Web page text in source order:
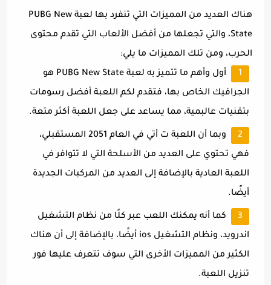
هناك العديد من المميزات التي تنفرد بها لعبة PUBG New
State، والتي تجعلها من أفضل الألعاب التي تقدم محتوى
الحرب، ومن تلك المميزات ما يلي:
أول وأهم ما تتميز به لعبة PUBG New State هو
الجرافيك الخاص بها، فتقدم لكم اللعبة أفضل رسومات
بتقنيات عالبمية، مما يساعد على جعل اللعبة أكثر متعة.
وبما أن اللعبة ت أتي في العام 2051 المستقبلي،
فهي تحتوي على العديد من الأسلحة التي لا تتوافر في
اللعبة العادية بالإضافة إلى العديد من المركبات الجديدة
أيضًا.
كما أنه يمكنك اللعب عبر كلًا من نظام التشغيل
اندرويد، ونظام التشغيل ios أيضًا، بالإضافة إلى أن هناك
الكثير من المميزات الأخرى التي سوف تتعرف عليها فور
تنزيل اللعبة.